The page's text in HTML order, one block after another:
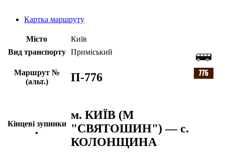
Картка маршруту
Місто
Київ
Вид транспорту
Приміський
Маршрут №
(альт.)
П-776
Кінцеві зупинки
•
м. КИЇВ (М
"СВЯТОШИН") — с.
КОЛОНЩИНА